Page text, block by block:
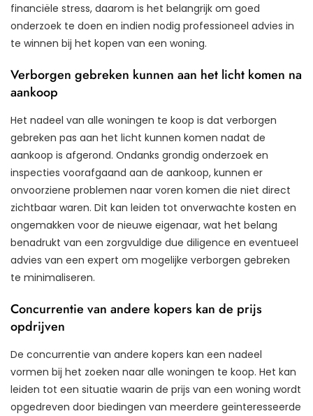
financiële stress, daarom is het belangrijk om goed
onderzoek te doen en indien nodig professioneel advies in
te winnen bij het kopen van een woning.
Verborgen gebreken kunnen aan het licht komen na
aankoop
Het nadeel van alle woningen te koop is dat verborgen
gebreken pas aan het licht kunnen komen nadat de
aankoop is afgerond. Ondanks grondig onderzoek en
inspecties voorafgaand aan de aankoop, kunnen er
onvoorziene problemen naar voren komen die niet direct
zichtbaar waren. Dit kan leiden tot onverwachte kosten en
ongemakken voor de nieuwe eigenaar, wat het belang
benadrukt van een zorgvuldige due diligence en eventueel
advies van een expert om mogelijke verborgen gebreken
te minimaliseren.
Concurrentie van andere kopers kan de prijs
opdrijven
De concurrentie van andere kopers kan een nadeel
vormen bij het zoeken naar alle woningen te koop. Het kan
leiden tot een situatie waarin de prijs van een woning wordt
opgedreven door biedingen van meerdere geïnteresseerde